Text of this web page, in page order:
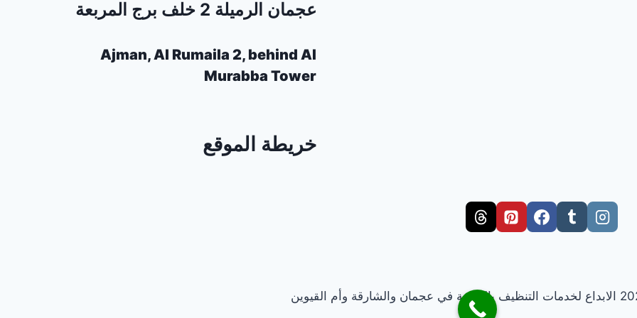
عجمان الرميلة 2 خلف برج المربعة
Ajman, Al Rumaila 2, behind Al
Murabba Tower
خريطة الموقع